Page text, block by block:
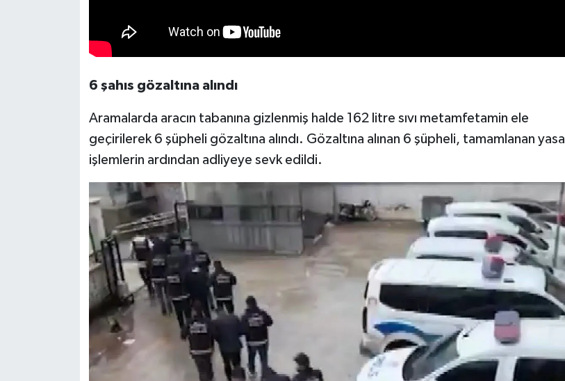
6 şahıs gözaltına alındı
Aramalarda aracın tabanına gizlenmiş halde 162 litre sıvı metamfetamin ele
geçirilerek 6 şüpheli gözaltına alındı. Gözaltına alınan 6 şüpheli, tamamlanan yasal
işlemlerin ardından adliyeye sevk edildi.